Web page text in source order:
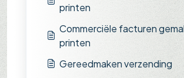
printen
Commerciële facturen
printen
Gereedmaken verzending